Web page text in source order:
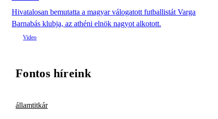
Hivatalosan bemutatta a magyar válogatott futballistát Varga
Barnabás klubja, az athéni elnök nagyot alkotott.
Fontos híreink
államtitkár